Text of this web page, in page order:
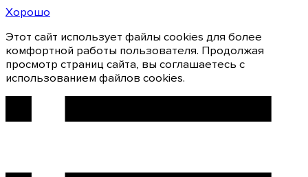
Хорошо
Этот сайт использует файлы cookies для более
комфортной работы пользователя. Продолжая
просмотр страниц сайта, вы соглашаетесь с
использованием файлов cookies.